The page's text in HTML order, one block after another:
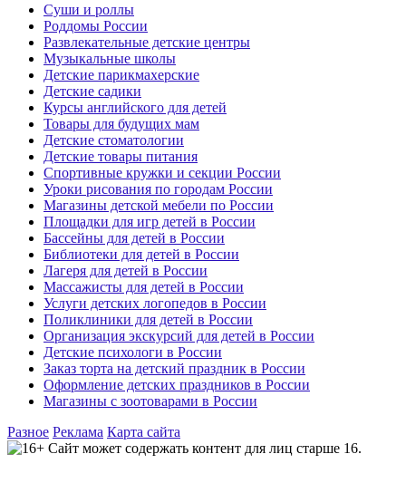
Суши и роллы
Роддомы России
Развлекательные детские центры
Музыкальные школы
Детские парикмахерские
Детские садики
Курсы английского для детей
Товары для будущих мам
Детские стоматологии
Детские товары питания
Спортивные кружки и секции России
Уроки рисования по городам России
Магазины детской мебели по России
Площадки для игр детей в России
Бассейны для детей в России
Библиотеки для детей в России
Лагеря для детей в России
Массажисты для детей в России
Услуги детских логопедов в России
Поликлиники для детей в России
Организация экскурсий для детей в России
Детские психологи в России
Заказ торта на детский праздник в России
Оформление детских праздников в России
Магазины с зоотоварами в России
Разное Реклама Карта сайта
Сайт может содержать контент для лиц старше 16.